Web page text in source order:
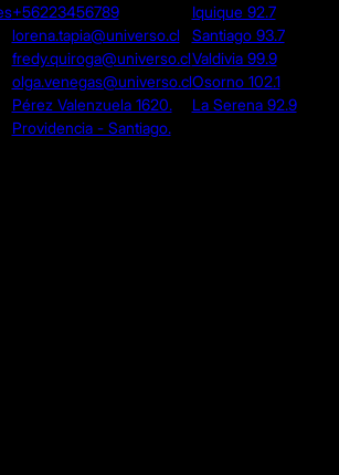
+56223456789
lorena.tapia@universo.cl
fredy.quiroga@universo.cl
olga.venegas@universo.cl
Pérez Valenzuela 1620.
Providencia - Santiago.
Iquique 92.7
Santiago 93.7
Valdivia 99.9
Osorno 102.1
La Serena 92.9